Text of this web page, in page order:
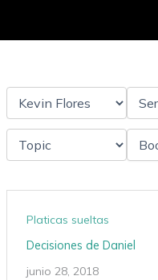
Platicas sueltas
Decisiones de Daniel
junio 28, 2018